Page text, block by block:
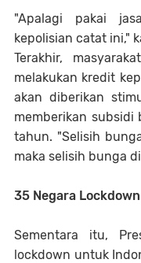
"Apalagi pakai
kepolisian catat ini,"
Terakhir,
melakukan kredit
akan diberikan
memberikan subsidi
tahun. "Selisih
maka selisih bunga
35 Negara Lockdown
Sementara itu,
lockdown untuk